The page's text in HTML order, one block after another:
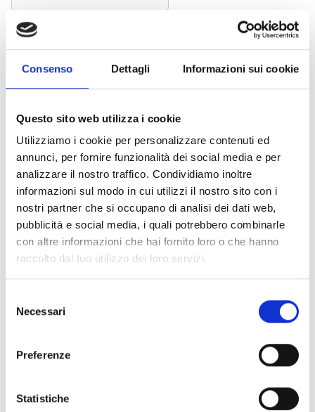
Consenso Dettagli Informazioni sui cookie
Questo sito web utilizza i cookie
Utilizziamo i cookie per personalizzare contenuti ed
annunci, per fornire funzionalità dei social media e per
analizzare il nostro traffico. Condividiamo inoltre
informazioni sul modo in cui utilizzi il nostro sito con i
nostri partner che si occupano di analisi dei dati web,
pubblicità e social media, i quali potrebbero combinarle
con altre informazioni che hai fornito loro o che hanno
raccolto dal tuo utilizzo dei loro servizi.
delNecessari
Preferenze
Statistiche
Accessories EB00 Bases - Materials
Accessories for detector testing - Materials(6)
Documents(6992)
Select All
Please log in before downloading content marked with
the icon lock
All languages
SEARCH